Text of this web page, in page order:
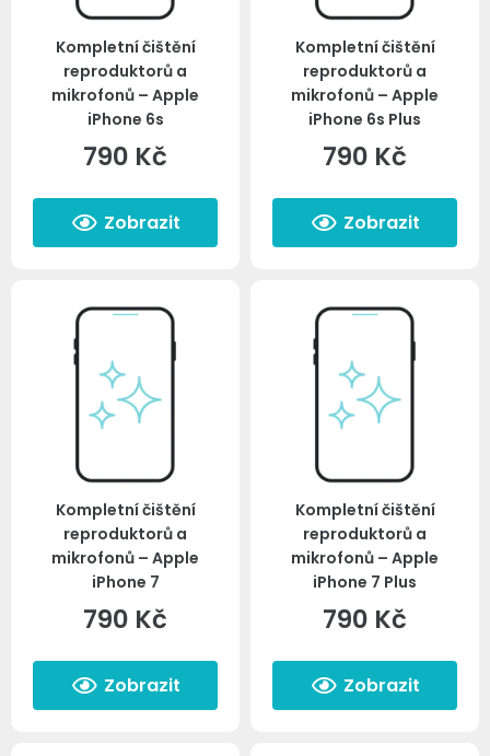
Kompletní čištění
reproduktorů a
mikrofonů – Apple
iPhone 6s
790 Kč
Zobrazit
Kompletní čištění
reproduktorů a
mikrofonů – Apple
iPhone 6s Plus
790 Kč
Zobrazit
Kompletní čištění
reproduktorů a
mikrofonů – Apple
iPhone 7
790 Kč
Zobrazit
Kompletní čištění
reproduktorů a
mikrofonů – Apple
iPhone 7 Plus
790 Kč
Zobrazit